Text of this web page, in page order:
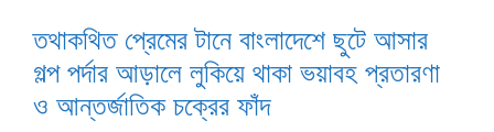
তথাকথিত প্রেমের টানে বাংলাদেশে ছুটে আসার
গল্প পর্দার আড়ালে লুকিয়ে থাকা ভয়াবহ প্রতারণা
ও আন্তর্জাতিক চক্রের ফাঁদ